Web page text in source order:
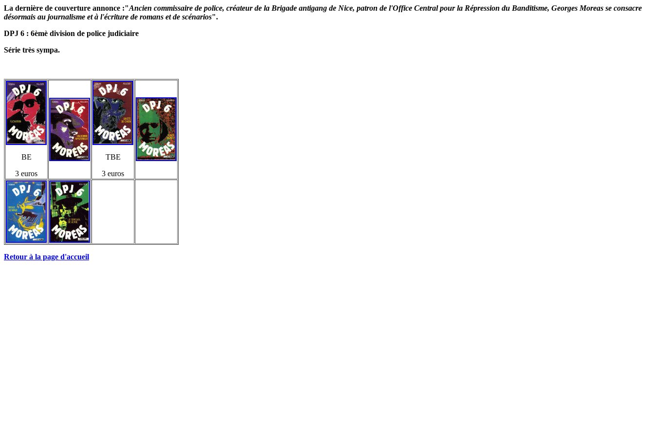
La dernière de couverture annonce :"Ancien commissaire de police, créateur de la Brigade antigang de Nice, patron de l'Office Central pour la Répression du Banditisme, Georges Moreas se consacre
désormais au journalisme et à l'écriture de romans et de scénarios".
DPJ 6 : 6èmè division de police judiciaire
Série très sympa.
BE
3 euros
TBE
3 euros
Retour à la page d'accueil